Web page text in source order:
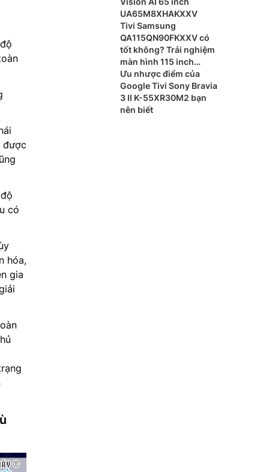
được
có
hóa,
gia
UA65M8XHAKXXV
Tivi Samsung
QA115QN90FKXXV có
tốt không? Trải nghiệm
màn hình 115 inch
khổng lồ
Ưu nhược điểm của
Google Tivi Sony Bravia
3 II K-55XR30M2 bạn
nên biết